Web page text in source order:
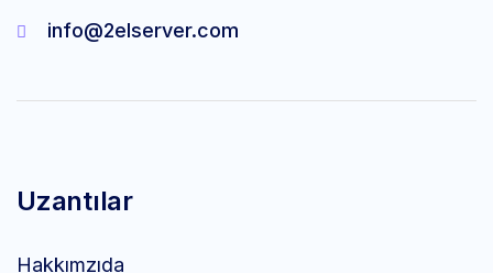
info@2elserver.com
Uzantılar
Hakkımzıda